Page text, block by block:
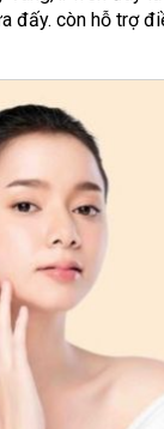
đấy. còn hỗ trợ